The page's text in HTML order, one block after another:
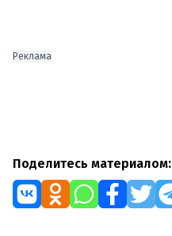
Реклама
Поделитесь материалом: